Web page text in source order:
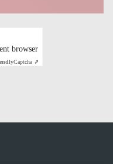
browser
Captcha ⇗